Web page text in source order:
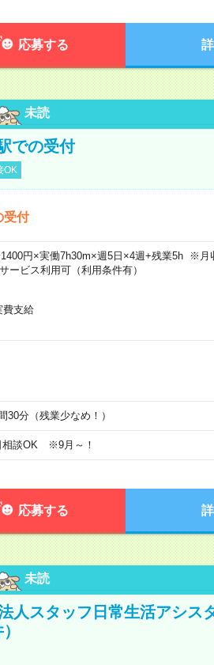
応募する
未読
での受付
OK
受付
円×実働7h30m×週5日×4週+残業5h ※月
ビス利用可（利用条件有）
費支給
30分（残業少なめ！）
相談OK ※9月～！
応募する
未読
人スタッフ日常生活アシ